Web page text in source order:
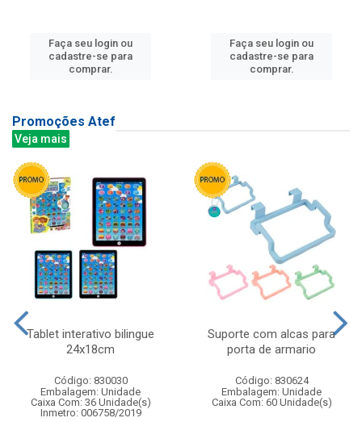
Faça seu login ou
cadastre-se para
comprar.
Faça seu login ou
cadastre-se para
comprar.
Promoções Atef
Veja mais
Tablet interativo bilingue
24x18cm
Código: 830030
Embalagem: Unidade
Caixa Com: 36 Unidade(s)
Inmetro: 006758/2019
Suporte com alcas para
porta de armario
Código: 830624
Embalagem: Unidade
Caixa Com: 60 Unidade(s)